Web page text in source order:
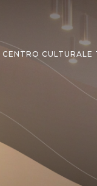
CENTRO CULTURALE